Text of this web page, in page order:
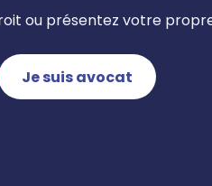
ou présentez votre
Je suis avocat